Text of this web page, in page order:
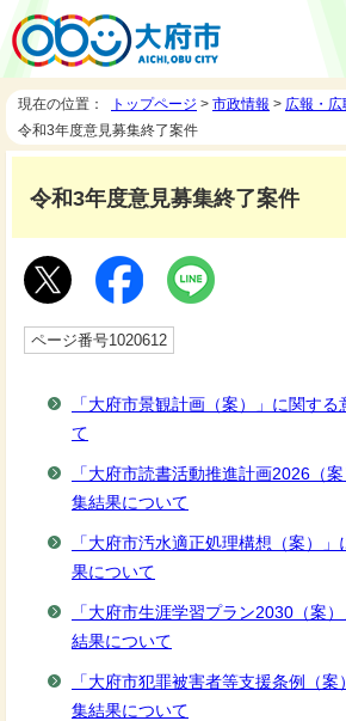
現在の位置： トップページ > 市政情報 > 広報・広
令和3年度意見募集終了案件
令和3年度意見募集終了案件
ページ番号1020612
「大府市景観計画（案）」に関す
て
「大府市読書活動推進計画2026（
集結果について
「大府市汚水適正処理構想（案）
果について
「大府市生涯学習プラン2030（案
結果について
「大府市犯罪被害者等支援条例（
集結果について